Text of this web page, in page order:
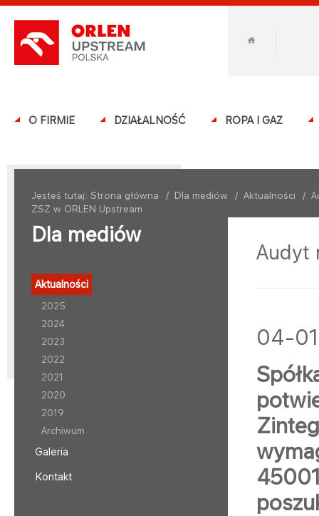
O FIRMIE DZIAŁALNOŚĆ ROPA I GAZ
Jesteś tutaj: Strona główna / Dla mediów / Aktualności /
ZSZ w ORLEN Upstream
Dla mediów
Aktualności
2025
2024
2023
2022
2021
2020
2019
Archiwum
Galeria
Kontakt
Audyt
04-